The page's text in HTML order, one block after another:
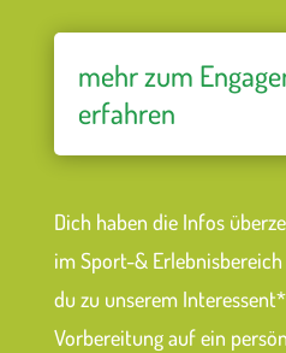
mehr zum
erfahren
Dich haben die Infos
im Sport-&
du zu unserem
Vorbereitung auf ein